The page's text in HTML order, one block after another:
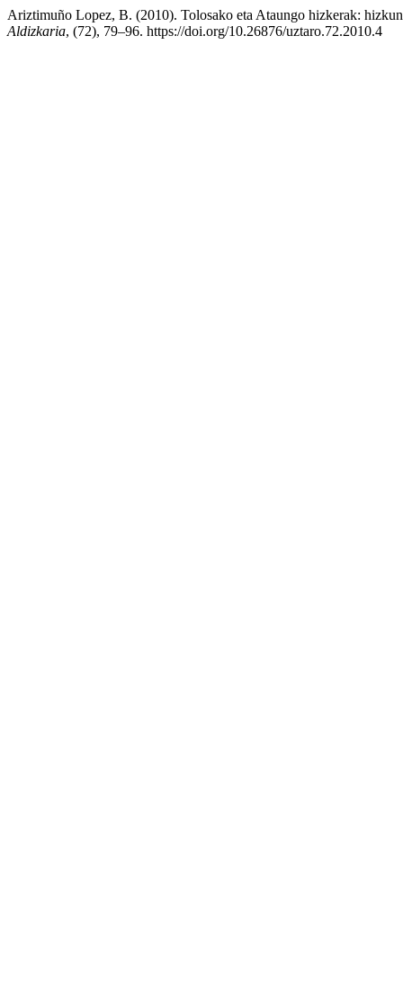
Ariztimuño Lopez, B. (2010). Tolosako eta Ataungo hizkerak:
Aldizkaria, (72), 79–96. https://doi.org/10.26876/uztaro.72.2010.4